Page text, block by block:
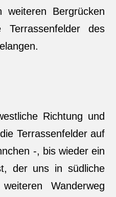
Bergrücken
des
Richtung und
Terrassenfelder auf
-, bis wieder ein
der uns in südliche
Wanderweg